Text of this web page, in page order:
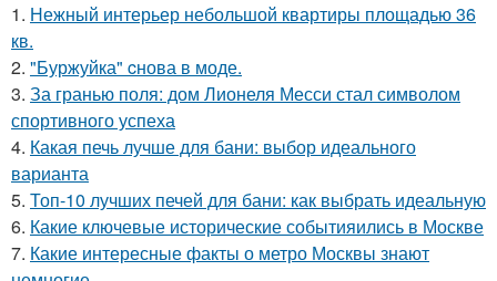
1. Нежный интерьер небольшой квартиры площадью 36
кв.
2. "Буржуйка" cнова в моде.
3. За гранью поля: дом Лионеля Месси стал символом
спортивного успеха
4. Какая печь лучше для бани: выбор идеального
варианта
5. Топ-10 лучших печей для бани: как выбрать идеальную
6. Какие ключевые исторические событияились в Москве
7. Какие интересные факты о метро Москвы знают